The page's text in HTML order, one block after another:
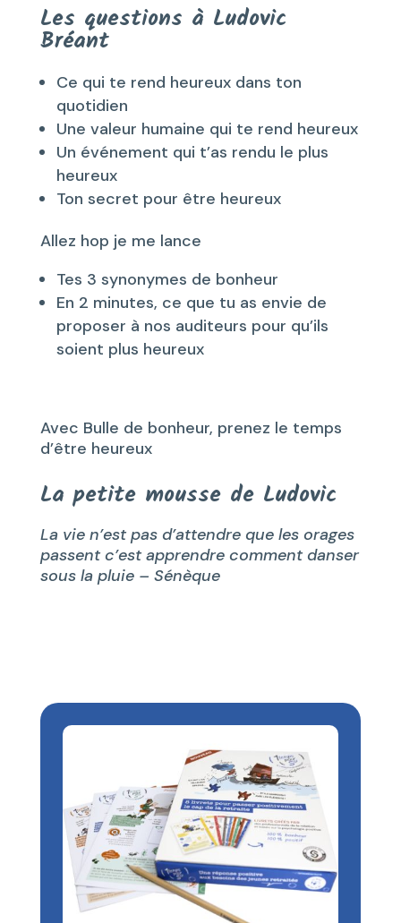
Les questions à Ludovic
Bréant
Ce qui te rend heureux dans ton
quotidien
Une valeur humaine qui te rend heureux
Un événement qui t’as rendu le plus
heureux
Ton secret pour être heureux
Allez hop je me lance
Tes 3 synonymes de bonheur
En 2 minutes, ce que tu as envie de
proposer à nos auditeurs pour qu’ils
soient plus heureux
Avec Bulle de bonheur, prenez le temps
d’être heureux
La petite mousse de Ludovic
La vie n’est pas d’attendre que les orages
passent c’est apprendre comment danser
sous la pluie – Sénèque